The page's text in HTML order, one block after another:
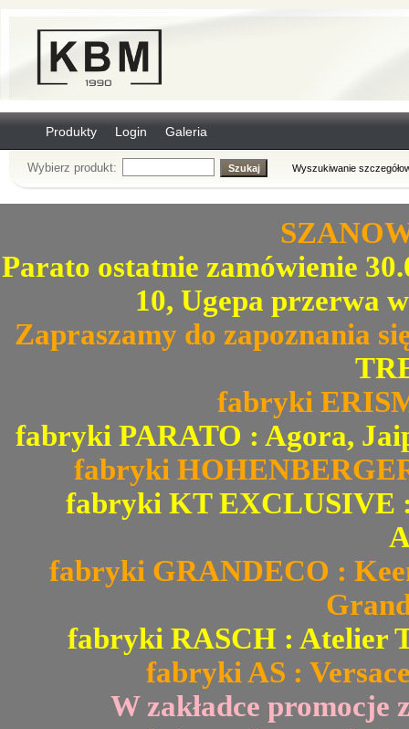
Produkty Login Galeria
Wybierz produkt: Wyszukiwanie
Parato ostatnie zamówienie
10, Ugepa przerwa
Zapraszamy do zapoznania
fabryki
fabryki PARATO : Agora,
fabryki
fabryki KT EXCLUSIVE
fabryki GRANDECO :
fabryki RASCH : Atelier
fabryki AS :
W zakładce promocje